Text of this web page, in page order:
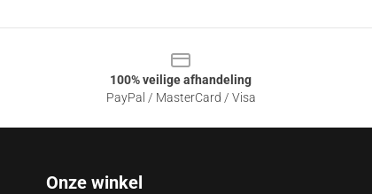
100% veilige afhandeling
PayPal / MasterCard / Visa
Onze winkel